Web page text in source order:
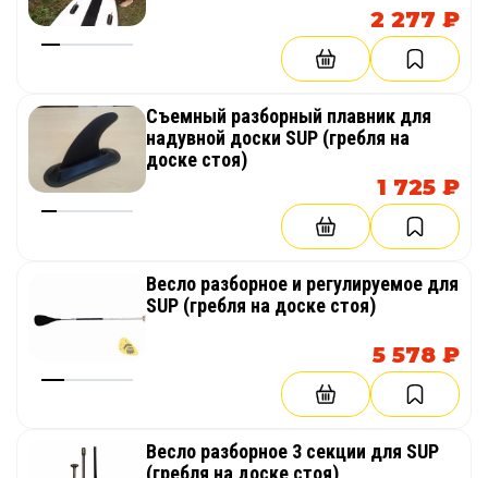
2 277 ₽
Съемный разборный плавник для
надувной доски SUP (гребля на
доске стоя)
1 725 ₽
Весло разборное и регулируемое для
SUP (гребля на доске стоя)
5 578 ₽
Весло разборное 3 секции для SUP
(гребля на доске стоя)